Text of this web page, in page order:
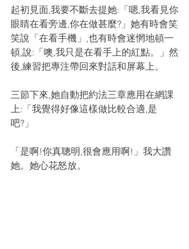
起初見面,我要不斷去提她:「嗯,我看見你
眼睛在看旁邊,你在做甚麼?」她有時會笑
笑說「在看手機」,也有時會迷惘地頓一
頓,說:「噢,我只是在看手上的紅點。」然
後,練習把專注帶回來對話和屏幕上。
三節下來,她自動把約法三章應用在網課
上:「我覺得好像這樣做比較合適,是
吧?」
「是啊!你真聰明,很會應用啊!」我大讚
她。她心花怒放。